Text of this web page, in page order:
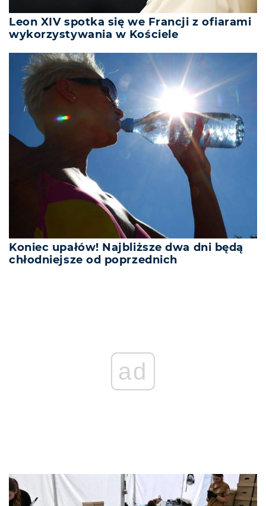
Leon XIV spotka się we Francji z ofiarami
wykorzystywania w Kościele
Koniec upałów! Najbliższe dwa dni będą
chłodniejsze od poprzednich
ad